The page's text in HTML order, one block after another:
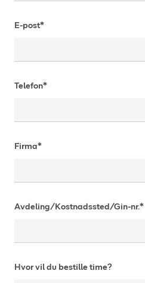
E-post*
Telefon*
Firma*
Avdeling/Kostnadssted/Gin-nr.*
Hvor vil du bestille time?